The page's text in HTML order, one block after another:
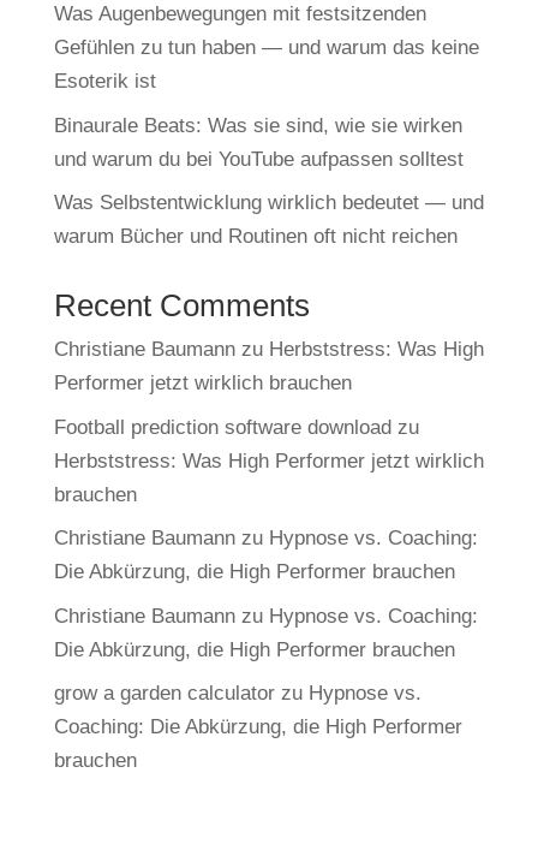
Was Augenbewegungen mit festsitzenden
Gefühlen zu tun haben — und warum das keine
Esoterik ist
Binaurale Beats: Was sie sind, wie sie wirken
und warum du bei YouTube aufpassen solltest
Was Selbstentwicklung wirklich bedeutet — und
warum Bücher und Routinen oft nicht reichen
Recent Comments
Christiane Baumannzu Herbststress: Was High
Performer jetzt wirklich brauchen
Football prediction software downloadzu
Herbststress: Was High Performer jetzt wirklich
brauchen
Christiane Baumannzu Hypnose vs. Coaching:
Die Abkürzung, die High Performer brauchen
Christiane Baumannzu Hypnose vs. Coaching:
Die Abkürzung, die High Performer brauchen
grow a garden calculatorzu Hypnose vs.
Coaching: Die Abkürzung, die High Performer
brauchen